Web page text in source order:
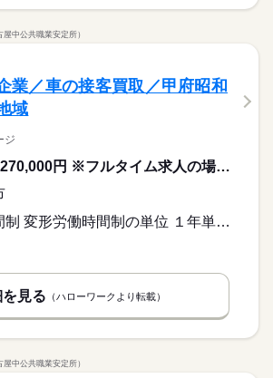
中公共職業安定所）
業／車の接客買取／甲府昭和
域
ジ
270,000円〜270,000円 ※フルタイム求人の場合は月額（換算額）、パート求人の場合は時間額を表示しています。
変形労働時間制 変形労働時間制の単位 １年単位 就業時間１ 9時30分〜19時00分 就業時間に関する特記事項 月平均労働時間１６３．３時間
見る （ハローワークより転載）
中公共職業安定所）